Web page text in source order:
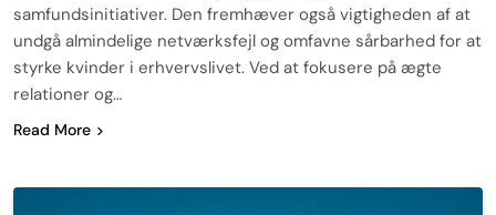
samfundsinitiativer. Den fremhæver også vigtigheden af at
undgå almindelige netværksfejl og omfavne sårbarhed for at
styrke kvinder i erhvervslivet. Ved at fokusere på ægte
relationer og…
Read More